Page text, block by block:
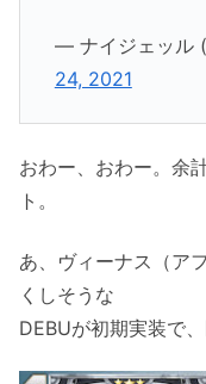
— ナイジェッル
24, 2021
おわー、おわー。余
ト。
あ、ヴィーナス（ア
くしそうな
DEBUが初期実装で